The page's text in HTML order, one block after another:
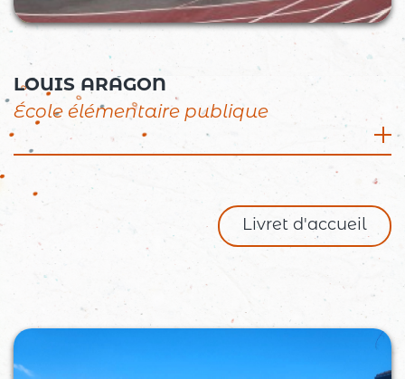
LOUIS ARAGON
École élémentaire publique
10 Place Anatole France, 26260 Saint Donat
sur l’Herbasse
04 75 45 12 65
ce.0260395n@ac-grenoble.fr
Directrice : Alexandra HAMON
Effectifs : 212 élèves, 9 classes et un dispositif
Livret d'accueil